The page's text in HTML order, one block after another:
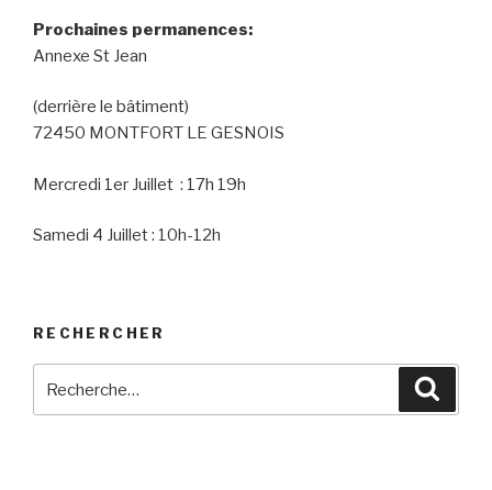
Prochaines permanences:
Annexe St Jean
(derrière le bâtiment)
72450 MONTFORT LE GESNOIS
Mercredi 1er Juillet : 17h 19h
Samedi 4 Juillet : 10h-12h
RECHERCHER
pour